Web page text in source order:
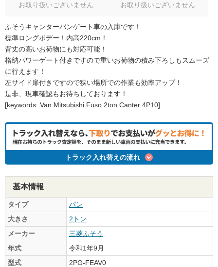
お取り扱いございません お取り扱いございません
ふそうキャンターバンゲート車の入庫です！
標準ロングボデー！内高220cm！
背丈の高いお荷物にも対応可能！
格納パワーゲート付きですので重いお荷物の積み下ろしもスムーズ
に行えます！
左サイド扉付きですので狭い場所での作業も効率アップ！
是非、現車確認もお待ちしております！
[keywords: Van Mitsubishi Fuso 2ton Canter 4P10]
トラック入れ替えの流れ
基本情報
タイプ
バン
大きさ
2トン
メーカー
三菱ふそう
年式
令和1年9月
型式
2PG-FEAV0